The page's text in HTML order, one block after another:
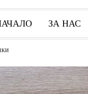
ЗА НАС